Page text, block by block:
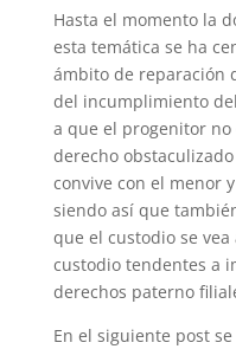
Hasta el momento la
esta temática se ha
ámbito de reparación
del incumplimiento
a que el progenitor
derecho
convive con el menor
siendo así que
que el custodio se
custodio tendentes a
derechos paterno
En el siguiente post